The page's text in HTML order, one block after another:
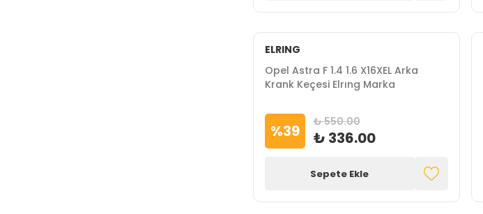
ELRING
Opel Astra F 1.4 1.6 X16XEL Arka
Krank Keçesi Elrıng Marka
%39 ₺ 550.00
₺ 336.00
Sepete Ekle